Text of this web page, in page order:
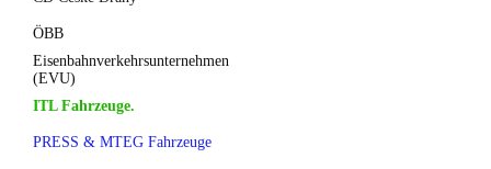
ÖBB
Eisenbahnverkehrsunternehmen
(EVU)
ITL Fahrzeuge.
PRESS & MTEG Fahrzeuge